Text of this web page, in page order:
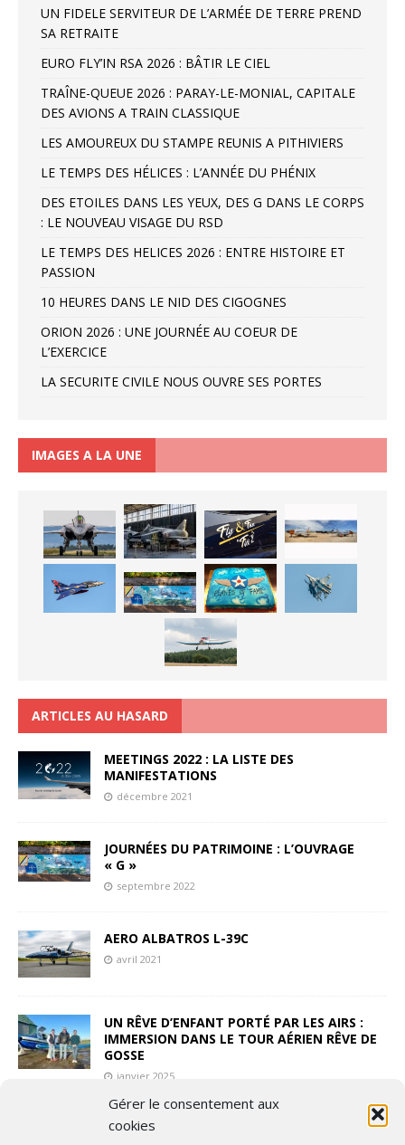
Gérer le consentement aux
cookies
UN FIDELE SERVITEUR DE L’ARMÉE DE TERRE PREND
SA RETRAITE
EURO FLY’IN RSA 2026 : BÂTIR LE CIEL
TRAÎNE-QUEUE 2026 : PARAY-LE-MONIAL, CAPITALE
DES AVIONS A TRAIN CLASSIQUE
LES AMOUREUX DU STAMPE REUNIS A PITHIVIERS
LE TEMPS DES HÉLICES : L’ANNÉE DU PHÉNIX
DES ETOILES DANS LES YEUX, DES G DANS LE CORPS
: LE NOUVEAU VISAGE DU RSD
LE TEMPS DES HELICES 2026 : ENTRE HISTOIRE ET
PASSION
10 HEURES DANS LE NID DES CIGOGNES
ORION 2026 : UNE JOURNÉE AU COEUR DE
L’EXERCICE
LA SECURITE CIVILE NOUS OUVRE SES PORTES
IMAGES A LA UNE
ARTICLES AU HASARD
MEETINGS 2022 : LA LISTE DES
MANIFESTATIONS
décembre 2021
JOURNÉES DU PATRIMOINE : L’OUVRAGE
« G »
septembre 2022
AERO ALBATROS L-39C
avril 2021
UN RÊVE D’ENFANT PORTÉ PAR LES AIRS :
IMMERSION DANS LE TOUR AÉRIEN RÊVE DE
GOSSE
janvier 2025
UN NIGHTSHOOT MADE IN ENGLAND